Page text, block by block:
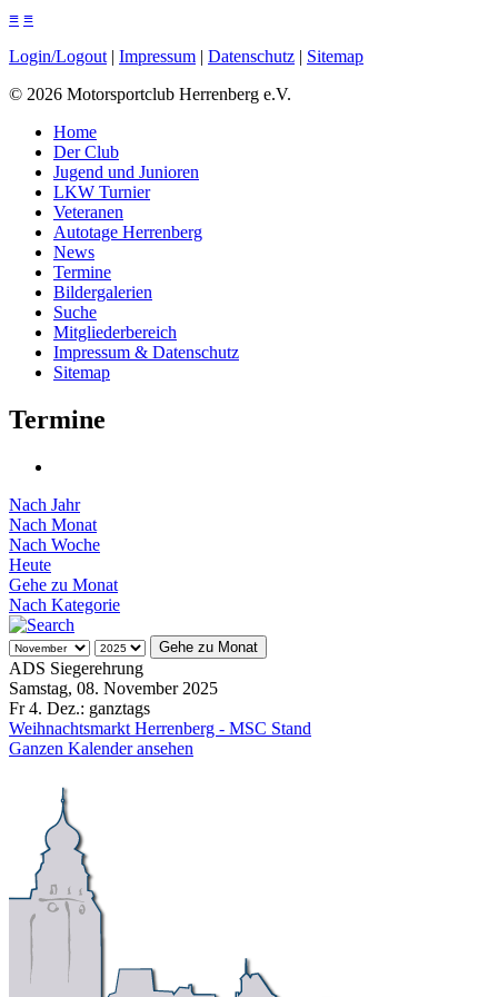
≡ ≡
Login/Logout | Impressum | Datenschutz | Sitemap
© 2026 Motorsportclub Herrenberg e.V.
Home
Der Club
Jugend und Junioren
LKW Turnier
Veteranen
Autotage Herrenberg
News
Termine
Bildergalerien
Suche
Mitgliederbereich
Impressum & Datenschutz
Sitemap
Termine
Nach Jahr
Nach Monat
Nach Woche
Heute
Gehe zu Monat
Nach Kategorie
Gehe zu Monat
ADS Siegerehrung
Samstag, 08. November 2025
Fr 4. Dez.: ganztags
Weihnachtsmarkt Herrenberg - MSC Stand
Ganzen Kalender ansehen